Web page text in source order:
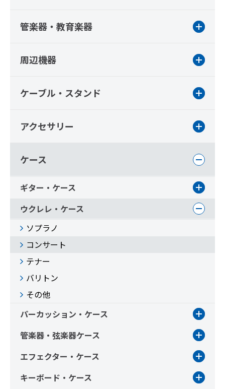
管楽器・教育楽器
周辺機器
ケーブル・スタンド
アクセサリー
ケース
ギター・ケース
ウクレレ・ケース
ソプラノ
コンサート
テナー
バリトン
その他
パーカッション・ケース
管楽器・弦楽器ケース
エフェクター・ケース
キーボード・ケース